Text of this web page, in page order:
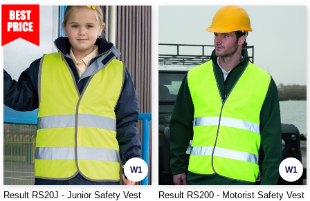
W1
Result RS20J - Junior Safety Vest
W1
Result RS200 - Motorist Safety Vest